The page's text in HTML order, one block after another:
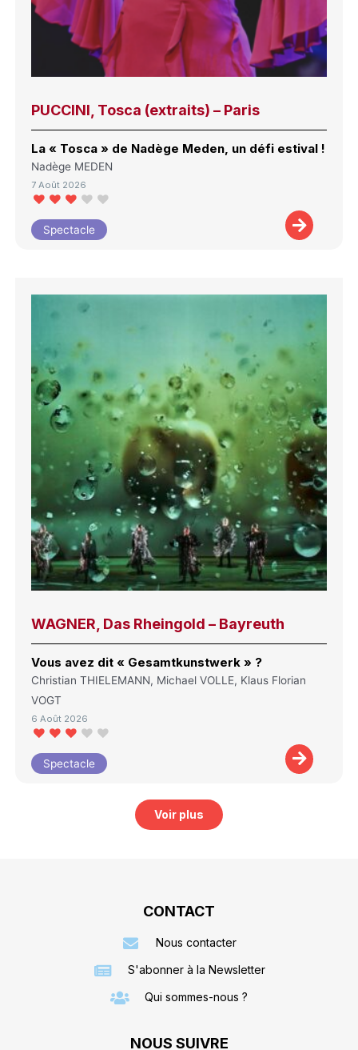
PUCCINI, Tosca (extraits) – Paris
La « Tosca » de Nadège Meden, un défi estival !
Nadège MEDEN
7 Août 2026
Spectacle
WAGNER, Das Rheingold – Bayreuth
Vous avez dit « Gesamtkunstwerk » ?
Christian THIELEMANN, Michael VOLLE, Klaus Florian
VOGT
6 Août 2026
Spectacle
Voir plus
CONTACT
Nous contacter
S'abonner à la Newsletter
Qui sommes-nous ?
NOUS SUIVRE